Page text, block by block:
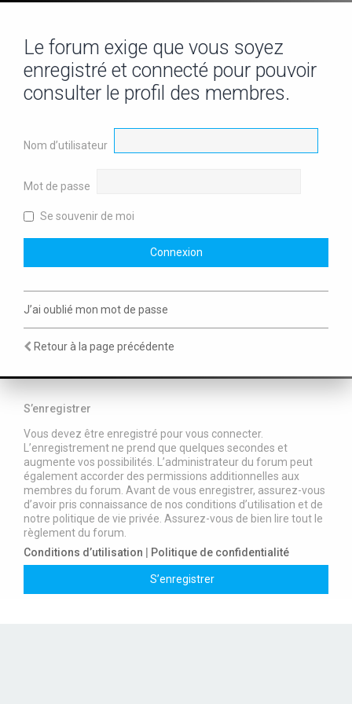
Le forum exige que vous soyez
enregistré et connecté pour pouvoir
consulter le profil des membres.
Nom d’utilisateur
Mot de passe
Se souvenir de moi
J’ai oublié mon mot de passe
Retour à la page précédente
S’enregistrer
Vous devez être enregistré pour vous connecter.
L’enregistrement ne prend que quelques secondes et
augmente vos possibilités. L’administrateur du forum peut
également accorder des permissions additionnelles aux
membres du forum. Avant de vous enregistrer, assurez-vous
d’avoir pris connaissance de nos conditions d’utilisation et de
notre politique de vie privée. Assurez-vous de bien lire tout le
règlement du forum.
Conditions d’utilisation | Politique de confidentialité
S’enregistrer